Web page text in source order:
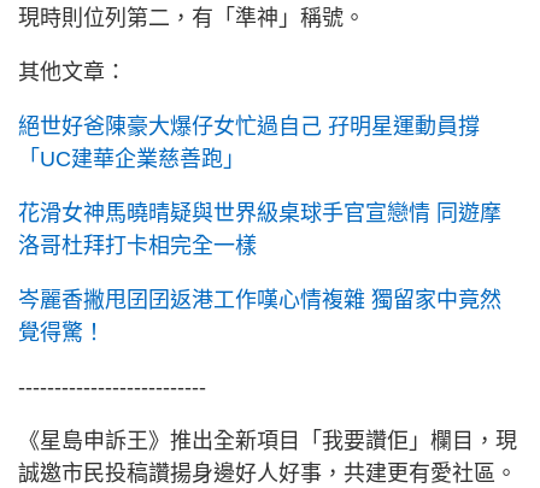
現時則位列第二，有「準神」稱號。
其他文章：
絕世好爸陳豪大爆仔女忙過自己 孖明星運動員撐
「UC建華企業慈善跑」
花滑女神馬曉晴疑與世界級桌球手官宣戀情 同遊摩
洛哥杜拜打卡相完全一樣
岑麗香撇甩囝囝返港工作嘆心情複雜 獨留家中竟然
覺得驚！
--------------------------
《星島申訴王》推出全新項目「我要讚佢」欄目，現
誠邀市民投稿讚揚身邊好人好事，共建更有愛社區。